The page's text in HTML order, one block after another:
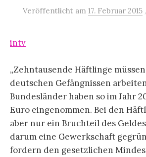
Veröffentlicht am 17. Februar 2015
intv
„Zehntausende Häftlinge
deutschen Gefängnissen
Bundesländer haben so im Jahr
Euro eingenommen. Bei den
aber nur ein Bruchteil des Geldes
darum eine Gewerkschaft
fordern den gesetzlichen